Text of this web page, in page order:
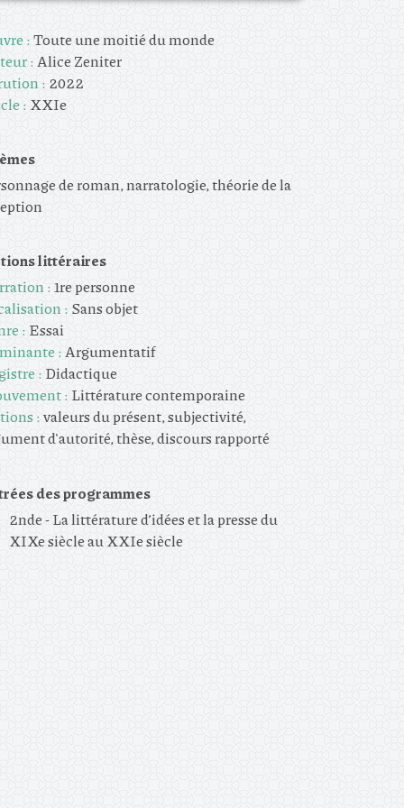
:Toute une moitié du monde
:Alice Zeniter
: 2022
: XXIe
de roman, narratologie, théorie de la
littéraires
:1re personne
: Sans objet
: Essai
: Argumentatif
: Didactique
: Littérature contemporaine
:valeurs du présent, subjectivité,
d'autorité, thèse, discours rapporté
des programmes
2nde - La littérature d’idées et la presse du
XIXe siècle au XXIe siècle